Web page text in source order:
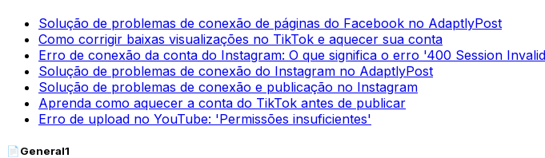
Solução de problemas de conexão de páginas do Facebook no AdaptlyPost
Como corrigir baixas visualizações no TikTok e aquecer sua conta
Erro de conexão da conta do Instagram: O que significa o erro '400 Session
Solução de problemas de conexão do Instagram no AdaptlyPost
Solução de problemas de conexão e publicação no Instagram
Aprenda como aquecer a conta do TikTok antes de publicar
Erro de upload no YouTube: 'Permissões insuficientes'
📄General1